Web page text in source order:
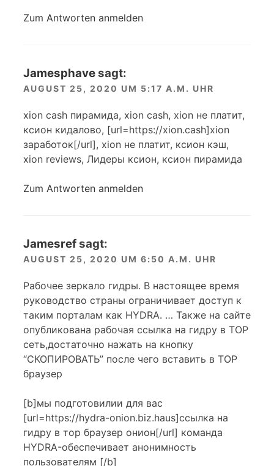
Zum Antworten anmelden
Jamesphavesagt:
AUGUST 25, 2020 UM 5:17 A.M. UHR
xion cash пирамида, xion cash, xion не платит,
ксион кидалово, [url=https://xion.cash]xion
заработок[/url], xion не платит, ксион кэш,
xion reviews, Лидеры ксион, ксион пирамида
Zum Antworten anmelden
Jamesrefsagt:
AUGUST 25, 2020 UM 6:50 A.M. UHR
Рабочее зеркало гидры. В настоящее время
руководство страны ограничивает доступ к
таким порталам как HYDRA. … Также на сайте
опубликована рабочая ссылка на гидру в ТОР
сеть,достаточно нажать на кнопку
“СКОПИРОВАТЬ” после чего вставить в ТОР
браузер
[b]мы подготовилии для вас
[url=https://hydra-onion.biz.haus]ссылка на
гидру в тор браузер онион[/url] команда
HYDRA-обеспечивает анонимность
пользователям [/b]